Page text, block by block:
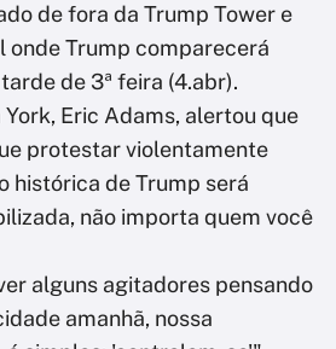
de fora da Trump Tower e
onde Trump comparecerá
de 3ª feira (4.abr).
Eric Adams, alertou que
protestar violentamente
histórica de Trump será
não importa quem você
alguns agitadores pensando
amanhã, nossa